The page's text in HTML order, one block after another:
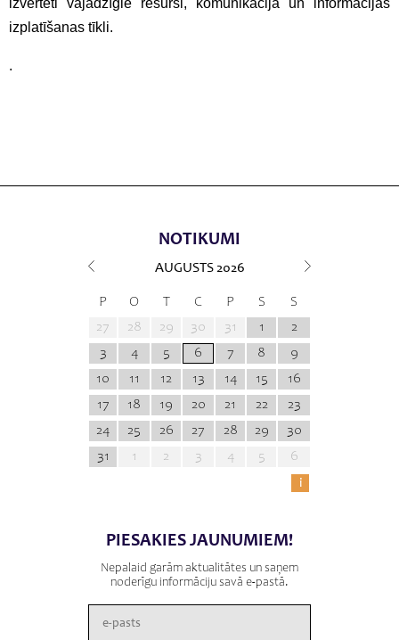
izplatīšanas tīkli.
.
NOTIKUMI
AUGUSTS 2026
P O T C P S
S
27
28 29 30 31 1
2
3
4 5 6 7 8
9
10
11 12 13 14 15
16
17
18 19 20 21 22
23
24
25 26 27 28 29
30
31
1 2 3 4 5
6
i
PIESAKIES JAUNUMIEM!
Nepalaid garām aktualitātes un saņem
noderīgu informāciju savā e-pastā.